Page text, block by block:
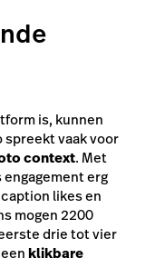
is, kunnen
vaak voor
context. Met
erg
likes en
mogen 2200
drie tot vier
klikbare